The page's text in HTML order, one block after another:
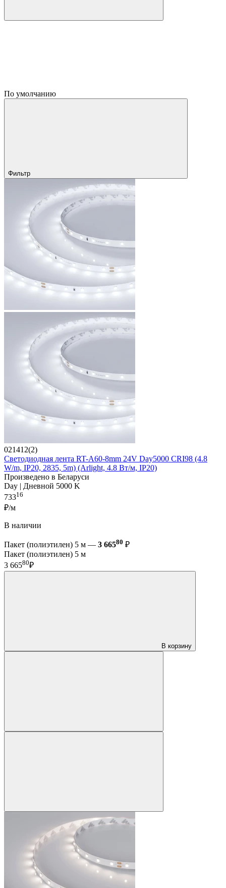
По умолчанию
Фильтр
021412(2)
Светодиодная лента RT-A60-8mm 24V Day5000 CRI98 (4.8
W/m, IP20, 2835, 5m) (Arlight, 4.8 Вт/м, IP20)
Произведено в Беларуси
Day | Дневной 5000 K
73316
₽/м
В наличии
Пакет (полиэтилен) 5 м — 3 66580 ₽
Пакет (полиэтилен) 5 м
3 66580₽
В корзину